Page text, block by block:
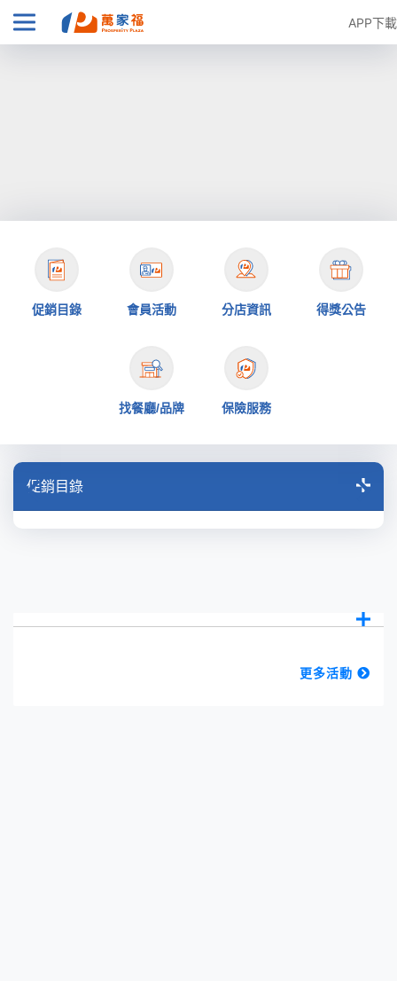
APP下載
促銷目錄 會員活動 分店資訊 得獎公告
找餐廳/品牌 保險服務
促銷目錄
更多活動